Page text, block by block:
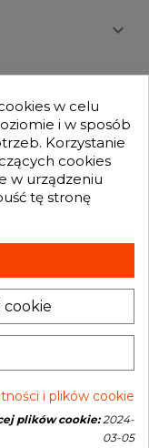

wprost do Twojej
keyboard_arrow_down
w celu
i w sposób
Korzystanie
cookies
w urządzeniu
tę stronę
i plików cookie
plików cookie:2024-
03-05